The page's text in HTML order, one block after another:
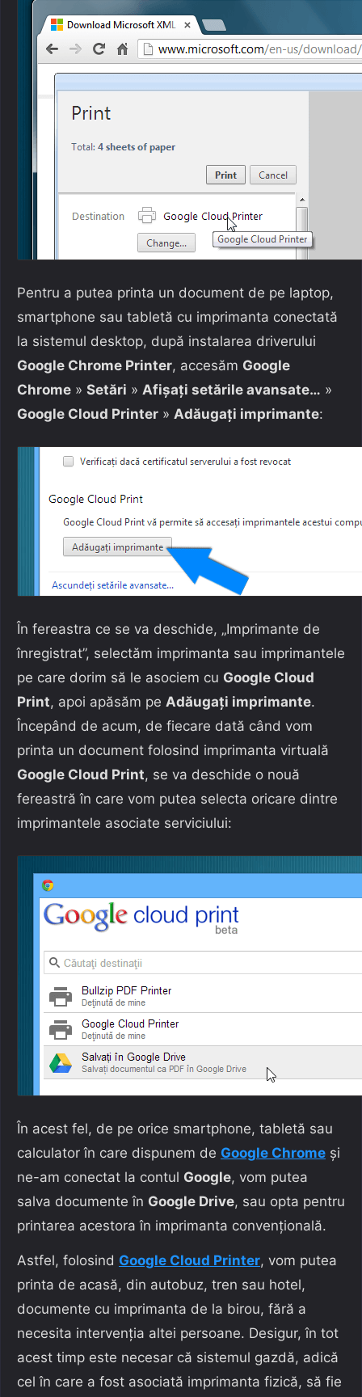
Pentru a putea printa un document de pe laptop,
smartphone sau tabletă cu imprimanta conectată
la sistemul desktop, după instalarea driverului
Google Chrome Printer, accesăm Google
Chrome » Setări » Afișați setările avansate… »
Google Cloud Printer » Adăugați imprimante:
În fereastra ce se va deschide, „Imprimante de
înregistrat”, selectăm imprimanta sau imprimantele
pe care dorim să le asociem cu Google Cloud
Print, apoi apăsăm pe Adăugați imprimante.
Începând de acum, de fiecare dată când vom
printa un document folosind imprimanta virtuală
Google Cloud Print, se va deschide o nouă
fereastră în care vom putea selecta oricare dintre
imprimantele asociate serviciului:
În acest fel, de pe orice smartphone, tabletă sau
calculator în care dispunem de Google Chrome și
ne-am conectat la contul Google, vom putea
salva documente în Google Drive, sau opta pentru
printarea acestora în imprimanta convențională.
Astfel, folosind Google Cloud Printer, vom putea
printa de acasă, din autobuz, tren sau hotel,
documente cu imprimanta de la birou, fără a
necesita intervenția altei persoane. Desigur, în tot
acest timp este necesar că sistemul gazdă, adică
cel în care a fost asociată imprimanta fizică, să fie